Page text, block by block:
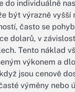
do individuálně
být výrazně vyšší
často se
dolarů, v
Tento náklad
výkonem a
jsou cenově
výměny nebo